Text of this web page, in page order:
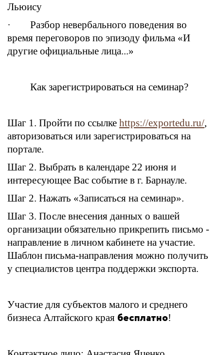
Льюису
· Разбор невербального поведения во
время переговоров по эпизоду фильма «И
другие официальные лица...»
Как зарегистрироваться на семинар?
Шаг 1. Пройти по ссылке https://exportedu.ru/,
авторизоваться или зарегистрироваться на
портале.
Шаг 2. Выбрать в календаре 22 июня и
интересующее Вас событие в г. Барнауле.
Шаг 2. Нажать «Записаться на семинар».
Шаг 3. После внесения данных о вашей
организации обязательно прикрепить письмо -
направление в личном кабинете на участие.
Шаблон письма-направления можно получить
у специалистов центра поддержки экспорта.
Участие для субъектов малого и среднего
бизнеса Алтайского края бесплатно!